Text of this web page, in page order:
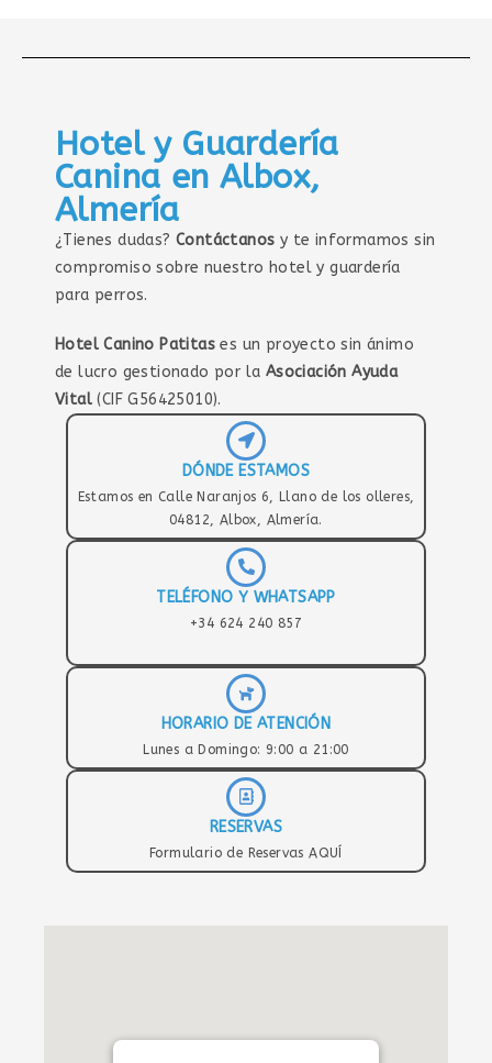
Hotel y Guardería
Canina en Albox,
Almería
¿Tienes dudas? Contáctanos y te informamos sin
compromiso sobre nuestro hotel y guardería
para perros.
Hotel Canino Patitas es un proyecto sin ánimo
de lucro gestionado por la Asociación Ayuda
Vital (CIF G56425010).
DÓNDE ESTAMOS
Estamos en Calle Naranjos 6, Llano de los olleres,
04812, Albox, Almería.
TELÉFONO Y WHATSAPP
+34 624 240 857
HORARIO DE ATENCIÓN
Lunes a Domingo: 9:00 a 21:00
RESERVAS
Formulario de Reservas AQUÍ